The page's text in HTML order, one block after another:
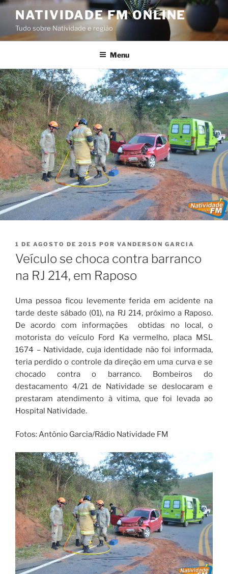
Pular
conteúdo
NATIVIDADE FM ONLINE
Tudo sobre Natividade e região
Menu
PUBLICADO
EM
1 DE AGOSTO DE 2015 POR VANDERSON GARCIA
Veículo se choca contra barranco
na RJ 214, em Raposo
Uma pessoa ficou levemente ferida em acidente na
tarde deste sábado (01), na RJ 214, próximo a Raposo.
De acordo com informações obtidas no local, o
motorista do veículo Ford Ka vermelho, placa MSL
1674 – Natividade, cuja identidade não foi informada,
teria perdido o controle da direção em uma curva e se
chocado contra o barranco. Bombeiros do
destacamento 4/21 de Natividade se deslocaram e
prestaram atendimento à vitima, que foi levada ao
Hospital Natividade.
Fotos: Antônio Garcia/Rádio Natividade FM